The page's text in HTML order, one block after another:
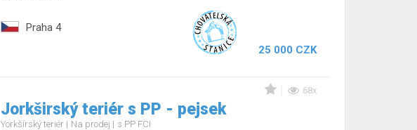
Praha 4
25 000 CZK
68x
Jorkširský teriér s PP - pejsek
Yorkšírský teriér Na prodej s PP FCI